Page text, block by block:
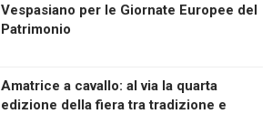
Vespasiano per le Giornate Europee del
Patrimonio
Amatrice a cavallo: al via la quarta
edizione della fiera tra tradizione e